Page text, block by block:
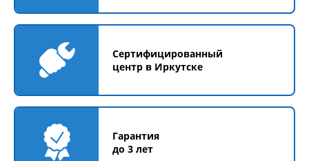
Сертифицированный
центр в Иркутске
Гарантия
до 3 лет